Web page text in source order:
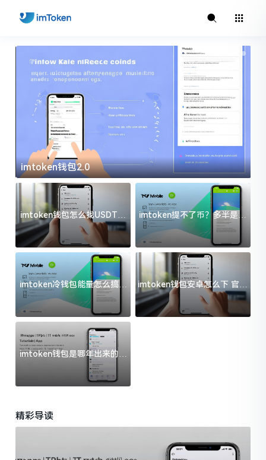
imtoken官方下载
imtoken钱包怎么找USDT地
址？三步搞定不踩坑
imtoken提不了币？多半是这
几件事没处理好
imtoken冷钱包能量怎么搞？
过来人告诉你门道
imtoken钱包安卓怎么下 官方
渠道避坑指南
imtoken钱包是哪年出来的？
一文给你说清楚
精彩导读